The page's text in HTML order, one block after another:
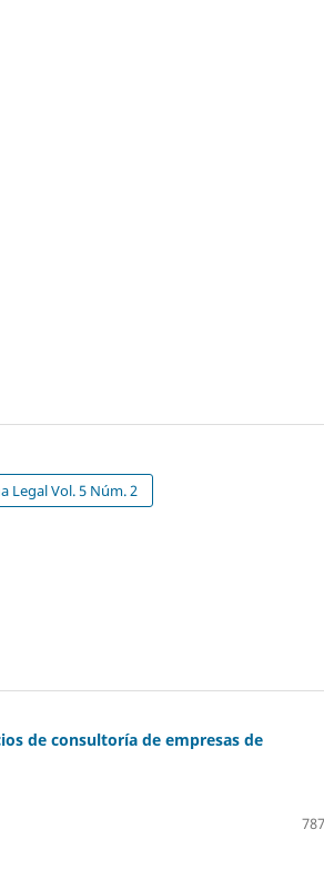
Legal Vol. 5 Núm. 2
de consultoría de empresas de